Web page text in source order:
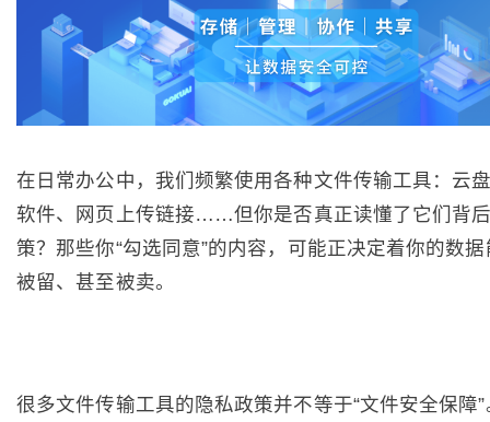
在日常办公中，我们频繁使用各种文件传输工具：云
软件、网页上传链接……但你是否真正读懂了它们背
策？那些你“勾选同意”的内容，可能正决定着你的数
被留、甚至被卖。
很多文件传输工具的隐私政策并不等于“文件安全保障